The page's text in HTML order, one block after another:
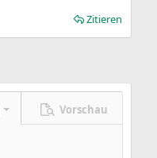
Zitieren
umschaltenVorschau